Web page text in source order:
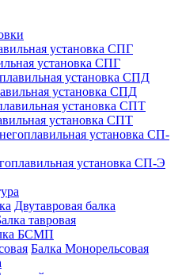
установка СПГ
установка СПД
установка СПТ
установка СП-Э
Двутавровая балка
тавровая
БСМП
Балка Монорельсовая